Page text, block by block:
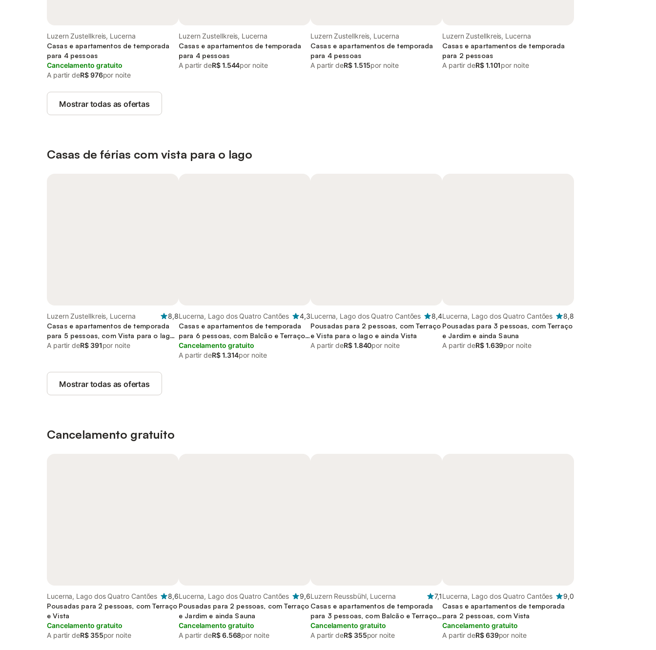
Luzern Zustellkreis, Lucerna
Casas e apartamentos de temporada
para 4 pessoas
Cancelamento gratuito
A partir deR$ 976por noite
Luzern Zustellkreis, Lucerna
Casas e apartamentos de temporada
para 4 pessoas
A partir deR$ 1.544por noite
Luzern Zustellkreis, Lucerna
Casas e apartamentos de temporada
para 4 pessoas
A partir deR$ 1.515por noite
Luzern Zustellkreis, Lucerna
Casas e apartamentos de temporada
para 2 pessoas
A partir deR$ 1.101por noite
Mostrar todas as ofertas
Casas de férias com vista para o lago
Luzern Zustellkreis, Lucerna
8,8
Casas e apartamentos de temporada
para 5 pessoas, com Vista para o lago
e Vista
A partir deR$ 391por noite
Lucerna, Lago dos Quatro Cantões
4,3
Casas e apartamentos de temporada
para 6 pessoas, com Balcão e Terraço
e ainda Vista and Vista para o lago
Cancelamento gratuito
A partir deR$ 1.314por noite
Lucerna, Lago dos Quatro Cantões
8,4
Pousadas para 2 pessoas, com Terraço
e Vista para o lago e ainda Vista
A partir deR$ 1.840por noite
Lucerna, Lago dos Quatro Cantões
8,8
Pousadas para 3 pessoas, com Terraço
e Jardim e ainda Sauna
A partir deR$ 1.639por noite
Mostrar todas as ofertas
Cancelamento gratuito
Lucerna, Lago dos Quatro Cantões
8,6
Pousadas para 2 pessoas, com Terraço
e Vista
Cancelamento gratuito
A partir deR$ 355por noite
Lucerna, Lago dos Quatro Cantões
9,6
Pousadas para 2 pessoas, com Terraço
e Jardim e ainda Sauna
Cancelamento gratuito
A partir deR$ 6.568por noite
Luzern Reussbühl, Lucerna
7,1
Casas e apartamentos de temporada
para 3 pessoas, com Balcão e Terraço
e ainda Vista
Cancelamento gratuito
A partir deR$ 355por noite
Lucerna, Lago dos Quatro Cantões
9,0
Casas e apartamentos de temporada
para 2 pessoas, com Vista
Cancelamento gratuito
A partir deR$ 639por noite